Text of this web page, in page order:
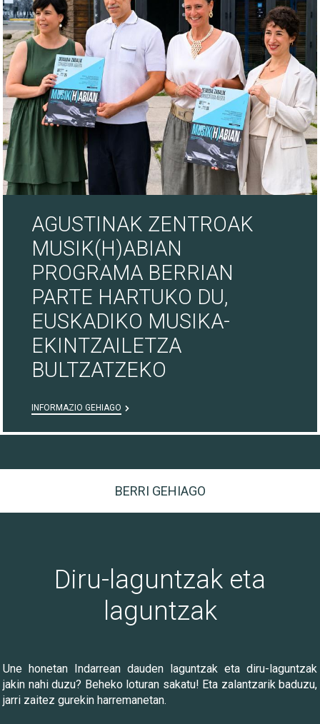
AGUSTINAK ZENTROAK
MUSIK(H)ABIAN
PROGRAMA BERRIAN
PARTE HARTUKO DU,
EUSKADIKO MUSIKA-
EKINTZAILETZA
BULTZATZEKO
INFORMAZIO GEHIAGO
BERRI GEHIAGO
Diru-laguntzak eta
laguntzak
Une honetan Indarrean dauden laguntzak eta diru-laguntzak
jakin nahi duzu? Beheko loturan sakatu! Eta zalantzarik baduzu,
jarri zaitez gurekin harremanetan.